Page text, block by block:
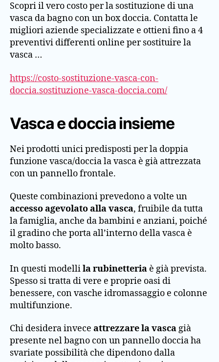
Scopri il vero costo per la sostituzione di una
vasca da bagno con un box doccia. Contatta le
migliori aziende specializzate e ottieni fino a 4
preventivi differenti online per sostituire la
vasca …
https://costo-sostituzione-vasca-con-
doccia.sostituzione-vasca-doccia.com/
Vasca e doccia insieme
Nei prodotti unici predisposti per la doppia
funzione vasca/doccia la vasca è già attrezzata
con un pannello frontale.
Queste combinazioni prevedono a volte un
accesso agevolato alla vasca, fruibile da tutta
la famiglia, anche da bambini e anziani, poiché
il gradino che porta all’interno della vasca è
molto basso.
In questi modellila rubinetteria è già prevista.
Spesso si tratta di vere e proprie oasi di
benessere, con vasche idromassaggio e colonne
multifunzione.
Chi desidera invece attrezzare la vascagià
presente nel bagno con un pannello doccia ha
svariate possibilità che dipendono dalla